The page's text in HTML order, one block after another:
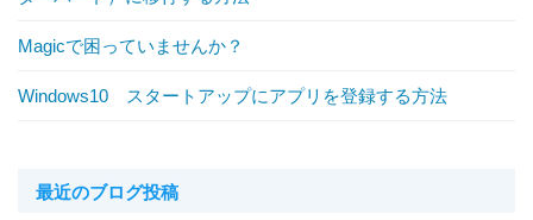
Magicで困っていませんか？
Windows10 スタートアップにアプリを登録する方法
最近のブログ投稿